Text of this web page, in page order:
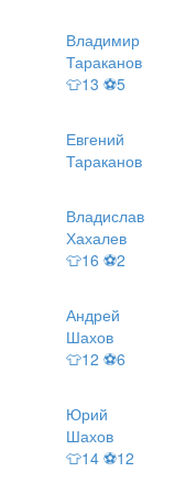
Владимир
Тараканов
👕13 ⚽5
Евгений
Тараканов
Владислав
Хахалев
👕16 ⚽2
Андрей
Шахов
👕12 ⚽6
Юрий
Шахов
👕14 ⚽12